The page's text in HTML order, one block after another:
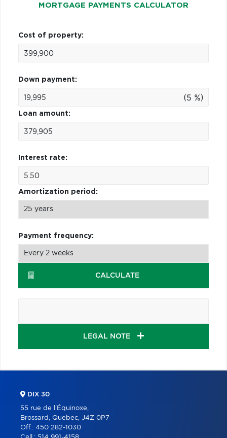
MORTGAGE PAYMENTS CALCULATOR
Cost of property:
Down payment:
(5 %)
Loan amount:
Interest rate:
Amortization period:
Payment frequency:
CALCULATE
LEGAL NOTE
DIX 30
55 rue de l'Équinoxe,
Brossard, Quebec, J4Z 0P7
Off.: 450 282-1030